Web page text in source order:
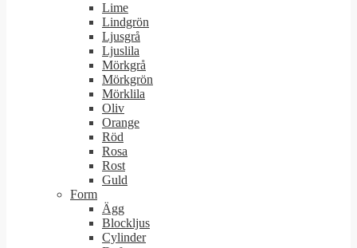
Lime
Lindgrön
Ljusgrå
Ljuslila
Mörkgrå
Mörkgrön
Mörklila
Oliv
Orange
Röd
Rosa
Rost
Guld
Form
Ägg
Blockljus
Cylinder